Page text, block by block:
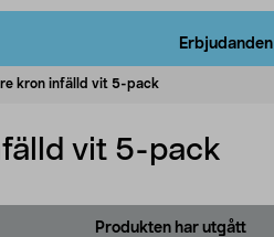
Erbjudanden
kron infälld vit 5-pack
vit 5-pack
Produkten har utgått